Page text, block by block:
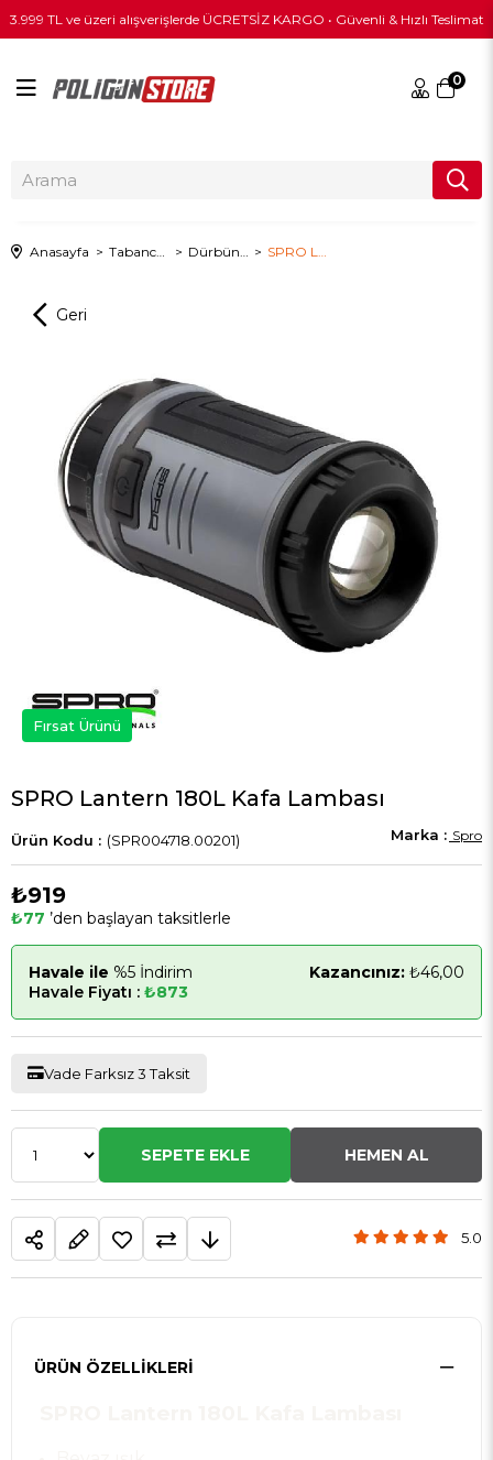
3.999 TL ve üzeri alışverişlerde ÜCRETSİZ KARGO • Güvenli & Hızlı Teslimat
0
Anasayfa
Fırsat Ürünü
SPRO Lantern 180L Kafa Lambası
(SPR004718.00201) Spro
₺919
₺77 ’den başlayan taksitlerle
Havale ile %5 İndirim Kazancınız: ₺46,00
Havale Fiyatı : ₺873
Vade Farksız 3 Taksit
5.0
ÜRÜN ÖZELLIKLERI